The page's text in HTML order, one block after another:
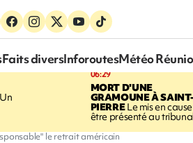
Faits diversInforoutesMétéo
06:29
MORT D'UNE
GRAMOUNE À SAINT-
PIERRELe mis en
être présenté au tribunal
le retrait américain